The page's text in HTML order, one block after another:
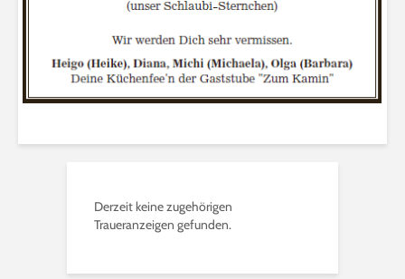
Derzeit keine zugehörigen
Traueranzeigen gefunden.